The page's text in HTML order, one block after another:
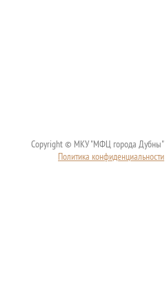
Copyright © МКУ "МФЦ города Дубны"
Политика конфиденциальности